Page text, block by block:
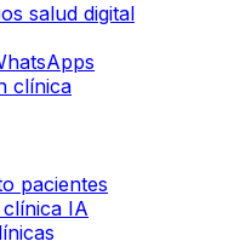
salud digital
clínica
pacientes
IA